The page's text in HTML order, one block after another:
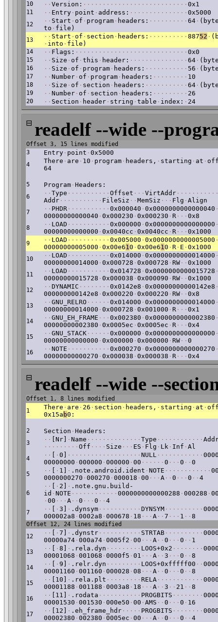
10 · · Version: · · · · · · · · · · · · · · · · · · · · · · · · · · · 0x1
11 · · Entry · point · address: · · · · · · · · · · · · · · · 0x5000
12 · · Start · of · program · headers: · · · · · · · · · · 64 ·
to · file)
13 · · Start · of · section · headers: · · · · · · · · · · 88752 ·
· into · file)
14 · · Flags: · · · · · · · · · · · · · · · · · · · · · · · · · · · · · 0x0
15 · · Size · of · this · header: · · · · · · · · · · · · · · · 64 ·
16 · · Size · of · program · headers: · · · · · · · · · · · 56 ·
17 · · Number · of · program · headers: · · · · · · · · · 10
18 · · Size · of · section · headers: · · · · · · · · · · · 64 ·
19 · · Number · of · section · headers: · · · · · · · · · 26
20 · · Section · header · string · table · index: · 24
⊟ readelf --wide --
Offset 3, 15 lines modified
3
Entry · point · 0x5000
4 There · are · 10 · program · headers, · starting · at ·
64
5 Program · Headers:
6 · · Type · · · · · · · · · · · Offset · · · VirtAddr · · · · · · · · · ·
Addr · · · · · · · · · · · FileSiz · · MemSiz · · · Flg · Align
7 · · PHDR · · · · · · · · · · · 0x000040 · 0x0000000000000040
00000000000040 · 0x000230 · 0x000230 · R · · · 0x8
8 · · LOAD · · · · · · · · · · · 0x000000 · 0x0000000000000000
00000000000000 · 0x0040cc · 0x0040cc · R · · · 0x1000
9 · · LOAD · · · · · · · · · · · 0x005000 · 0x0000000000005000
00000000005000 · 0x00e610 · 0x00e610 · R · E · 0x1000
10 · · LOAD · · · · · · · · · · · 0x014000 · 0x0000000000014000
00000000014000 · 0x000728 · 0x000728 · RW · · 0x1000
11 · · LOAD · · · · · · · · · · · 0x014728 · 0x0000000000015728
00000000015728 · 0x000038 · 0x000090 · RW · · 0x1000
12 · · DYNAMIC · · · · · · · · 0x0142e8 · 0x00000000000142e8
000000000142e8 · 0x000220 · 0x000220 · RW · · 0x8
13 · · GNU_RELRO · · · · · · 0x014000 · 0x0000000000014000
00000000014000 · 0x000728 · 0x001000 · R · · · 0x1
14 · · GNU_EH_FRAME · · · 0x002380 · 0x0000000000002380
00000000002380 · 0x0005ec · 0x0005ec · R · · · 0x4
15 · · GNU_STACK · · · · · · 0x000000 · 0x0000000000000000
00000000000000 · 0x000000 · 0x000000 · RW · · 0
16 · · NOTE · · · · · · · · · · · 0x000270 · 0x0000000000000270
00000000000270 · 0x000038 · 0x000038 · R · · · 0x4
⊟ readelf --wide --
Offset 1, 8 lines modified
1
There · are · 26 · section · headers, · starting · at ·
0x15a b0:
2 Section · Headers:
3 · · [Nr] · Name · · · · · · · · · · · · · · Type · · · · · · · · · · · ·
· · · · · · · · · Off · · · · Size · · · ES · Flg · Lk · Inf · Al
4 · · · 0] · · · · · · · · · · · · · · · · · · · NULL · · · · · · · · · · · ·
00000000 · 000000 · 000000 · 00 · · · · · · 0 · · · 0 · · 0
5 · · · 1] · .note.android.ident · NOTE · · · · · · · · · · · ·
0000000270 · 000270 · 000018 · 00 · · · A · · 0 · · · 0 · · 4
6
· · · 2] · .note.gnu.build-
id · NOTE · · · · · · · · · · · · 0000000000000288 · 000288 ·
· 00 · · · A · · 0 · · · 0 · · 4
7 · · · 3] · .dynsym · · · · · · · · · · · DYNSYM · · · · · · · · · ·
000002a8 · 0002a8 · 000678 · 18 · · · A · · 7 · · · 1 · · 8
Offset 12, 24 lines modified
12
· · · 7] · .dynstr · · · · · · · · · · · STRTAB · · · · · · · · · ·
00000a74 · 000a74 · 0005f2 · 00 · · · A · · 0 · · · 0 · · 1
13 · · · 8] · .rela.dyn · · · · · · · · · LOOS+0x2 · · · · · · · ·
00001068 · 001068 · 0000f5 · 01 · · · A · · 3 · · · 0 · · 8
14 · · · 9] · .relr.dyn · · · · · · · · · LOOS+0xfffff00 · ·
00001160 · 001160 · 000028 · 08 · · · A · · 0 · · · 0 · · 8
15 · · [10] · .rela.plt · · · · · · · · · RELA · · · · · · · · · · · ·
00001188 · 001188 · 0003a8 · 18 · · · A · · 3 · · 21 · · 8
16 · · [11] · .rodata · · · · · · · · · · · PROGBITS · · · · · · · ·
00001530 · 001530 · 000e50 · 00 · AMS · · 0 · · · 0 · 16
17 · · [12] · .eh_frame_hdr · · · · · PROGBITS · · · · · · · ·
00002380 · 002380 · 0005ec · 00 · · · A · · 0 · · · 0 · · 4